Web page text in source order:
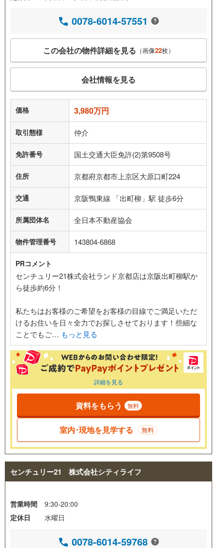
0078-6014-57551
この会社の物件詳細を見る （画像22枚）
会社情報を見る
価格 3,980万円
取引態様 仲介
免許番号 国土交通大臣免許(2)第9508号
住所 京都府京都市上京区大原口町224
交通 京阪鴨東線 「出町柳」駅 徒歩6分
所属団体名 全日本不動産協会
物件管理番号 143804-6868
PRコメント
センチュリー21株式会社ランド京都店は京阪出町柳駅か
ら徒歩約6分！
私たちはお客様のご希望をお客様の目線でご満足いただ
けるお住いを日々全力でお探しさせております！些細な
ことでもご… もっと見る
詳細を見る
資料をもらう 無料
室内･現地を見学する 無料
センチュリー21 株式会社シティライフ
営業時間
9:30-20:00
定休日
水曜日
0078-6014-59768